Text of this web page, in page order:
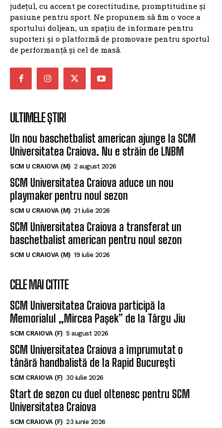
SPORTUL DOLJEAN
SportulDoljean.ro este un site de știri dedicat
sportului. Reflectăm activitatea cluburilor, sportivilor
și evenimentelor sportive din Craiova și din întreg
pasiune pentru sport. Ne propunem să fim o voce a
sportului doljean, un spațiu de informare pentru
ULTIMELE ȘTIRI
Un nou baschetbalist american ajunge la SCM
Universitatea Craiova. Nu e străin de LNBM
SCM U CRAIOVA (M) 2 august 2026
SCM Universitatea Craiova aduce un nou
playmaker pentru noul sezon
SCM Universitatea Craiova a transferat un
SCM U CRAIOVA (M) 19 iulie 2026
CELE MAI CITITE
SCM Universitatea Craiova participă la
Memorialul „Mircea Pașek” de la Târgu Jiu
SCM CRAIOVA (F) 5 august 2026
SCM Universitatea Craiova a împrumutat o
tânără handbalistă de la Rapid București